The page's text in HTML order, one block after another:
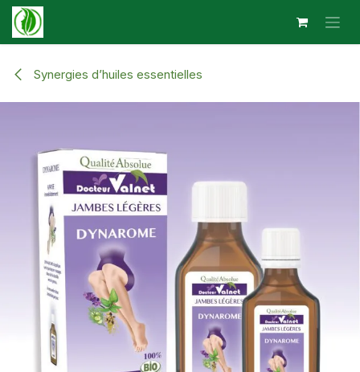
Se rendre au contenu
Synergies d’huiles essentielles